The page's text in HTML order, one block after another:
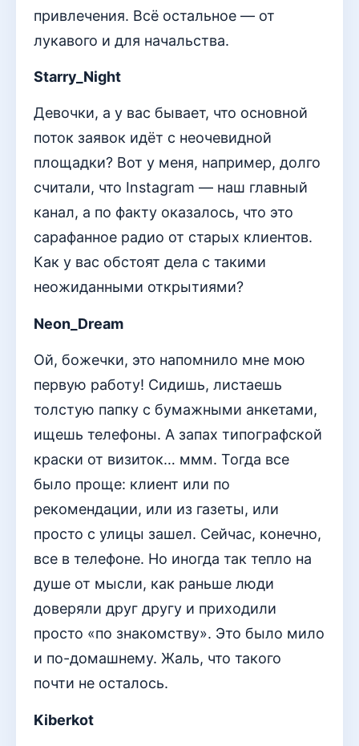
привлечения. Всё остальное — от
лукавого и для начальства.
Starry_Night
Девочки, а у вас бывает, что основной
поток заявок идёт с неочевидной
площадки? Вот у меня, например, долго
считали, что Instagram — наш главный
канал, а по факту оказалось, что это
сарафанное радио от старых клиентов.
Как у вас обстоят дела с такими
неожиданными открытиями?
Neon_Dream
Ой, божечки, это напомнило мне мою
первую работу! Сидишь, листаешь
толстую папку с бумажными анкетами,
ищешь телефоны. А запах типографской
краски от визиток… ммм. Тогда все
было проще: клиент или по
рекомендации, или из газеты, или
просто с улицы зашел. Сейчас, конечно,
все в телефоне. Но иногда так тепло на
душе от мысли, как раньше люди
доверяли друг другу и приходили
просто «по знакомству». Это было мило
и по-домашнему. Жаль, что такого
почти не осталось.
Kiberkot